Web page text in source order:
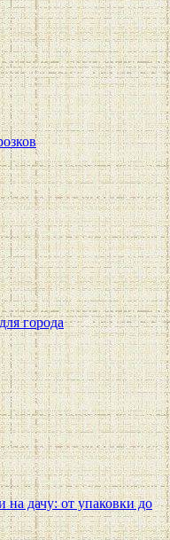
города
на дачу: от упаковки до